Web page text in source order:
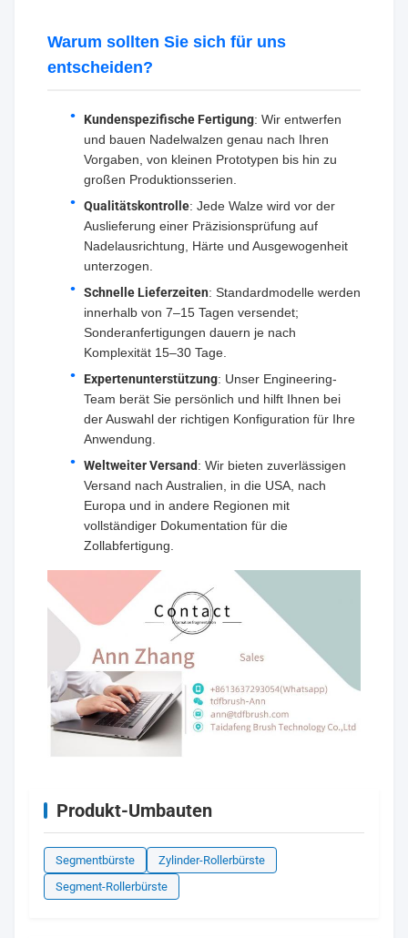
Warum sollten Sie sich für uns
entscheiden?
Kundenspezifische Fertigung: Wir entwerfen
und bauen Nadelwalzen genau nach Ihren
Vorgaben, von kleinen Prototypen bis hin zu
großen Produktionsserien.
Qualitätskontrolle: Jede Walze wird vor der
Auslieferung einer Präzisionsprüfung auf
Nadelausrichtung, Härte und Ausgewogenheit
unterzogen.
Schnelle Lieferzeiten: Standardmodelle werden
innerhalb von 7–15 Tagen versendet;
Sonderanfertigungen dauern je nach
Komplexität 15–30 Tage.
Expertenunterstützung: Unser Engineering-
Team berät Sie persönlich und hilft Ihnen bei
der Auswahl der richtigen Konfiguration für Ihre
Anwendung.
Weltweiter Versand: Wir bieten zuverlässigen
Versand nach Australien, in die USA, nach
Europa und in andere Regionen mit
vollständiger Dokumentation für die
Zollabfertigung.
Produkt-Umbauten
Segmentbürste
Zylinder-Rollerbürste
Segment-Rollerbürste